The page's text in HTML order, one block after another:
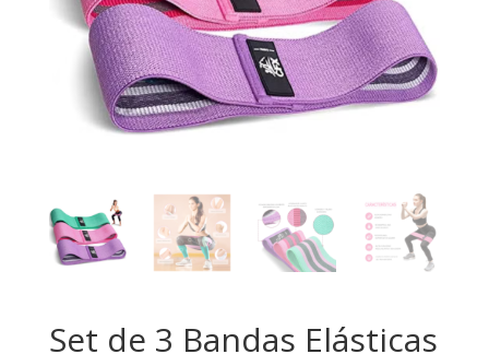
Set de 3 Bandas Elásticas